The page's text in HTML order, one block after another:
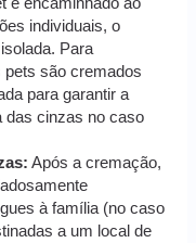
individuais, o
Para
são cremados
para garantir a
das cinzas no caso
Após a cremação,
à família (no caso
a um local de